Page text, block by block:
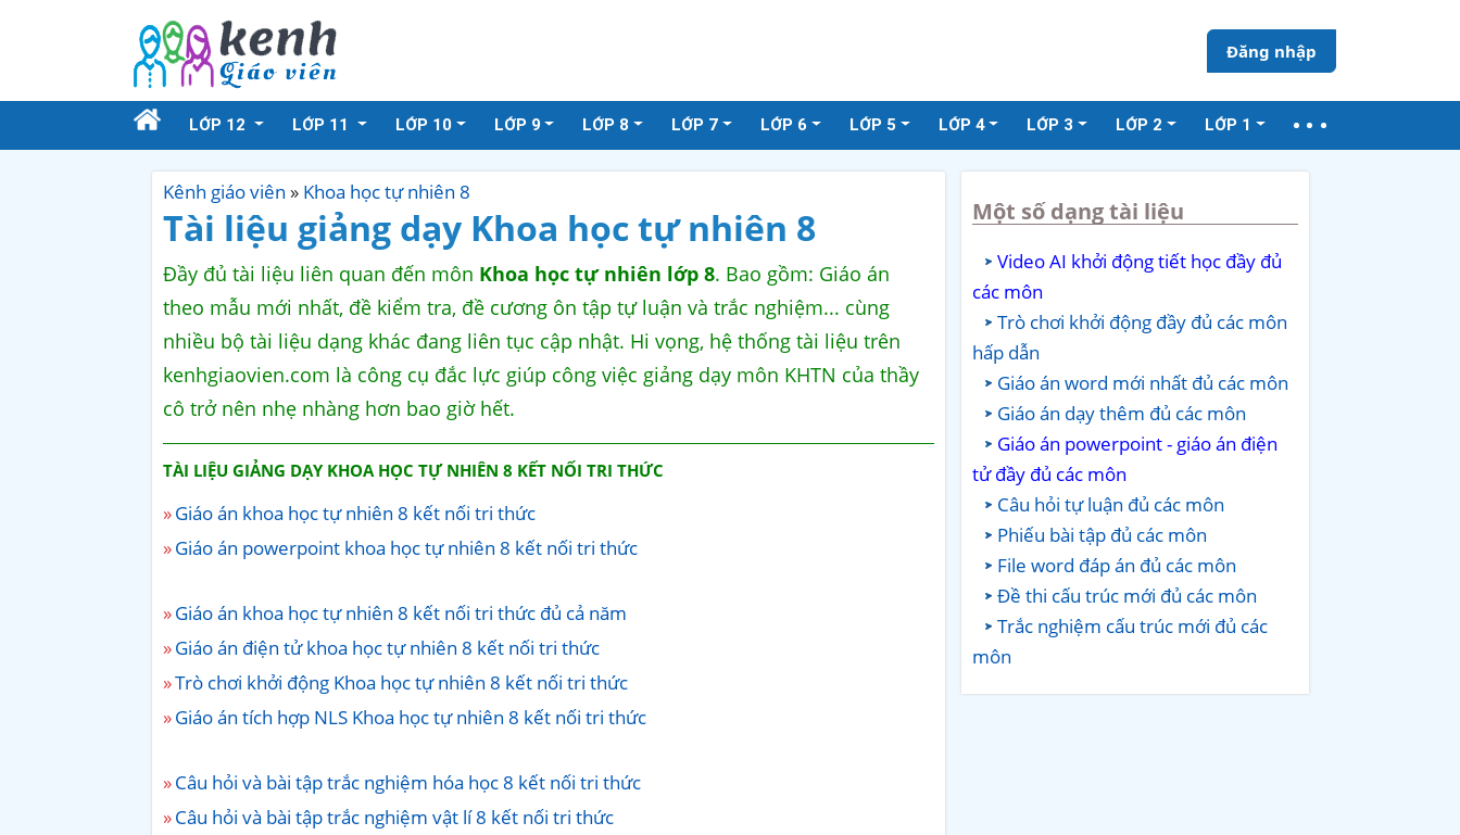
Đăng nhập
LỚP 12 LỚP 11 LỚP 10 LỚP 9 LỚP 8 LỚP 7 LỚP 6 LỚP 5 LỚP 4 LỚP 3 LỚP 2 LỚP 1
Kênh giáo viên » Khoa học tự nhiên 8
Tài liệu giảng dạy Khoa học tự nhiên 8
Đầy đủ tài liệu liên quan đến môn Khoa học tự nhiên lớp 8. Bao gồm: Giáo án
theo mẫu mới nhất, đề kiểm tra, đề cương ôn tập tự luận và trắc nghiệm... cùng
nhiều bộ tài liệu dạng khác đang liên tục cập nhật. Hi vọng, hệ thống tài liệu trên
kenhgiaovien.com là công cụ đắc lực giúp công việc giảng dạy môn KHTN của thầy
cô trở nên nhẹ nhàng hơn bao giờ hết.
TÀI LIỆU GIẢNG DẠY KHOA HỌC TỰ NHIÊN 8 KẾT NỐI TRI THỨC
Giáo án khoa học tự nhiên 8 kết nối tri thức
Giáo án powerpoint khoa học tự nhiên 8 kết nối tri thức
Giáo án khoa học tự nhiên 8 kết nối tri thức đủ cả năm
Giáo án điện tử khoa học tự nhiên 8 kết nối tri thức
Trò chơi khởi động Khoa học tự nhiên 8 kết nối tri thức
Giáo án tích hợp NLS Khoa học tự nhiên 8 kết nối tri thức
Câu hỏi và bài tập trắc nghiệm hóa học 8 kết nối tri thức
Câu hỏi và bài tập trắc nghiệm vật lí 8 kết nối tri thức
Một số dạng tài liệu
Video AI khởi động tiết học đầy đủ
các môn
Trò chơi khởi động đầy đủ các môn
hấp dẫn
Giáo án word mới nhất đủ các môn
Giáo án dạy thêm đủ các môn
Giáo án powerpoint - giáo án điện
tử đầy đủ các môn
Câu hỏi tự luận đủ các môn
Phiếu bài tập đủ các môn
File word đáp án đủ các môn
Đề thi cấu trúc mới đủ các môn
Trắc nghiệm cấu trúc mới đủ các
môn